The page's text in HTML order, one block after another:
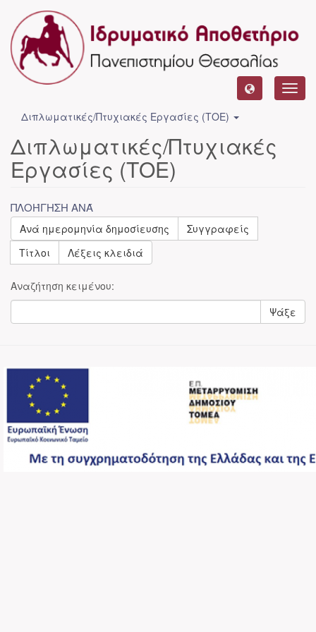
Διπλωματικές/Πτυχιακές Εργασίες (ΤΟΕ)
Διπλωματικές/Πτυχιακές
Εργασίες (ΤΟΕ)
ΠΛΟΉΓΗΣΗ ΑΝΆ
Ανά ημερομηνία δημοσίευσης
Συγγραφείς
Τίτλοι
Λέξεις κλειδιά
Αναζήτηση κειμένου:
Ψάξε